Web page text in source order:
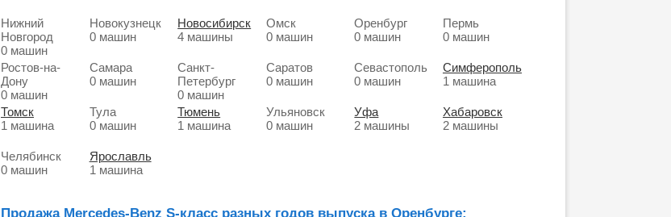
Нижний
Новгород
0 машин
Новокузнецк
0 машин
Новосибирск
4 машины
Омск
0 машин
Оренбург
0 машин
Пермь
0 машин
Ростов-на-
Дону
0 машин
Самара
0 машин
Санкт-
Петербург
0 машин
Саратов
0 машин
Севастополь
0 машин
Симферополь
1 машина
Томск
1 машина
Тула
0 машин
Тюмень
1 машина
Ульяновск
0 машин
Уфа
2 машины
Хабаровск
2 машины
Челябинск
0 машин
Ярославль
1 машина
Продажа Mercedes-Benz S-класс разных годов выпуска в Оренбурге: